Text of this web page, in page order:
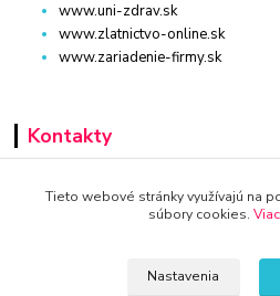
www.uni-zdrav.sk
www.zlatnictvo-online.sk
www.zariadenie-firmy.sk
Kontakty
+421 940 949 000
Tieto webové stránky využívajú na
súbory cookies.
Nastavenia